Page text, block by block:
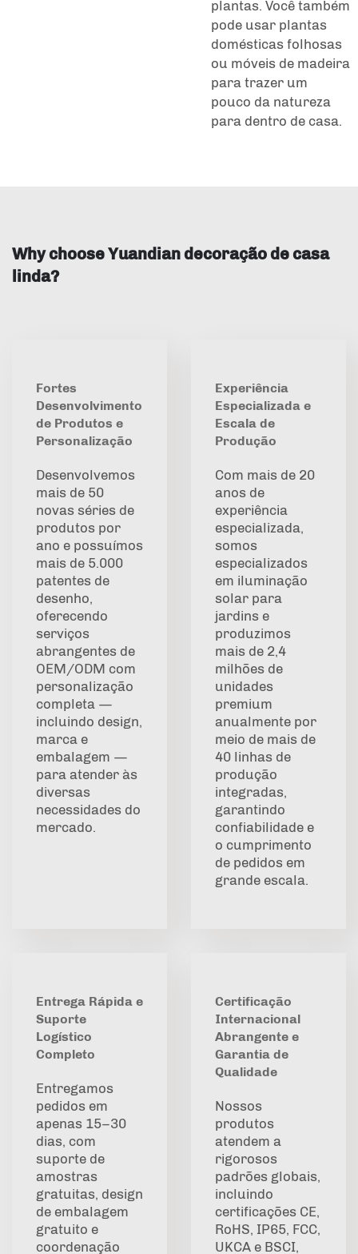
plantas. Você também
pode usar plantas
domésticas folhosas
ou móveis de madeira
para trazer um
pouco da natureza
para dentro de casa.
Why choose Yuandian decoração de casa
linda?
Fortes
Desenvolvimento
de Produtos e
Personalização
Desenvolvemos
mais de 50
novas séries de
produtos por
ano e possuímos
mais de 5.000
patentes de
desenho,
oferecendo
serviços
abrangentes de
OEM/ODM com
personalização
completa —
incluindo design,
marca e
embalagem —
para atender às
diversas
necessidades do
mercado.
Experiência
Especializada e
Escala de
Produção
Com mais de 20
anos de
experiência
especializada,
somos
especializados
em iluminação
solar para
jardins e
produzimos
mais de 2,4
milhões de
unidades
premium
anualmente por
meio de mais de
40 linhas de
produção
integradas,
garantindo
confiabilidade e
o cumprimento
de pedidos em
grande escala.
Entrega Rápida e
Suporte
Logístico
Completo
Entregamos
pedidos em
apenas 15–30
dias, com
suporte de
amostras
gratuitas, design
de embalagem
gratuito e
coordenação
Certificação
Internacional
Abrangente e
Garantia de
Qualidade
Nossos
produtos
atendem a
rigorosos
padrões globais,
incluindo
certificações CE,
RoHS, IP65, FCC,
UKCA e BSCI,